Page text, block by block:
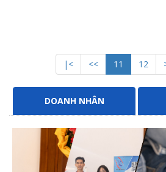
|< << 11 12
DOANH NHÂN